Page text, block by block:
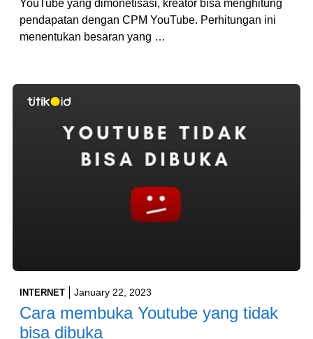
YouTube yang dimonetisasi, kreator bisa menghitung
pendapatan dengan CPM YouTube. Perhitungan ini
menentukan besaran yang …
INTERNET January 22, 2023
Cara membuka Youtube yang tidak
bisa dibuka